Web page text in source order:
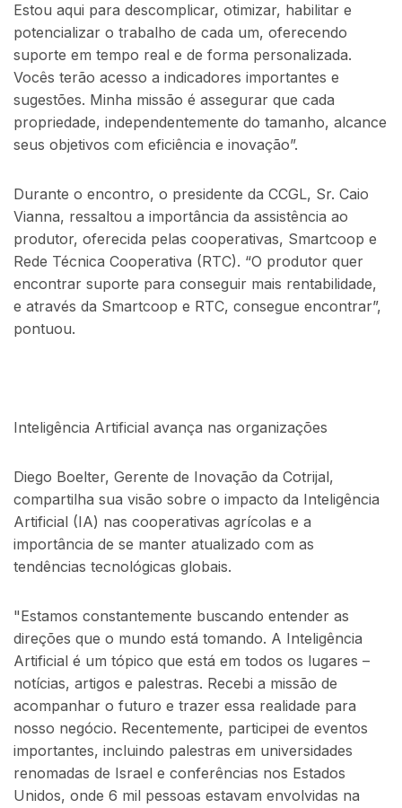
Estou aqui para descomplicar, otimizar, habilitar e
potencializar o trabalho de cada um, oferecendo
suporte em tempo real e de forma personalizada.
Vocês terão acesso a indicadores importantes e
sugestões. Minha missão é assegurar que cada
propriedade, independentemente do tamanho, alcance
seus objetivos com eficiência e inovação”.
Durante o encontro, o presidente da CCGL, Sr. Caio
Vianna, ressaltou a importância da assistência ao
produtor, oferecida pelas cooperativas, Smartcoop e
Rede Técnica Cooperativa (RTC). “O produtor quer
encontrar suporte para conseguir mais rentabilidade,
e através da Smartcoop e RTC, consegue encontrar”,
pontuou.
Inteligência Artificial avança nas organizações
Diego Boelter, Gerente de Inovação da Cotrijal,
compartilha sua visão sobre o impacto da Inteligência
Artificial (IA) nas cooperativas agrícolas e a
importância de se manter atualizado com as
tendências tecnológicas globais.
"Estamos constantemente buscando entender as
direções que o mundo está tomando. A Inteligência
Artificial é um tópico que está em todos os lugares –
notícias, artigos e palestras. Recebi a missão de
acompanhar o futuro e trazer essa realidade para
nosso negócio. Recentemente, participei de eventos
importantes, incluindo palestras em universidades
renomadas de Israel e conferências nos Estados
Unidos, onde 6 mil pessoas estavam envolvidas na